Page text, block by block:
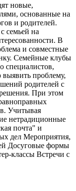
новые,
основанные на
и родителей.
семьей на
В
и совместные
Семейные клубы
специалистов,
выявить проблему,
родителей с
При этом
Учитывая
нетрадиционные
почта" и
дел Мероприятия,
Досуговые формы
классы Встречи с